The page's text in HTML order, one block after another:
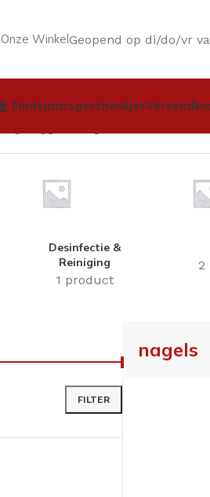
Onze WinkelGeopend op di/do/vr
Eindejaarsgeschenkjes
Desinfectie &
Reiniging
1 product
2
FILTER
nagels